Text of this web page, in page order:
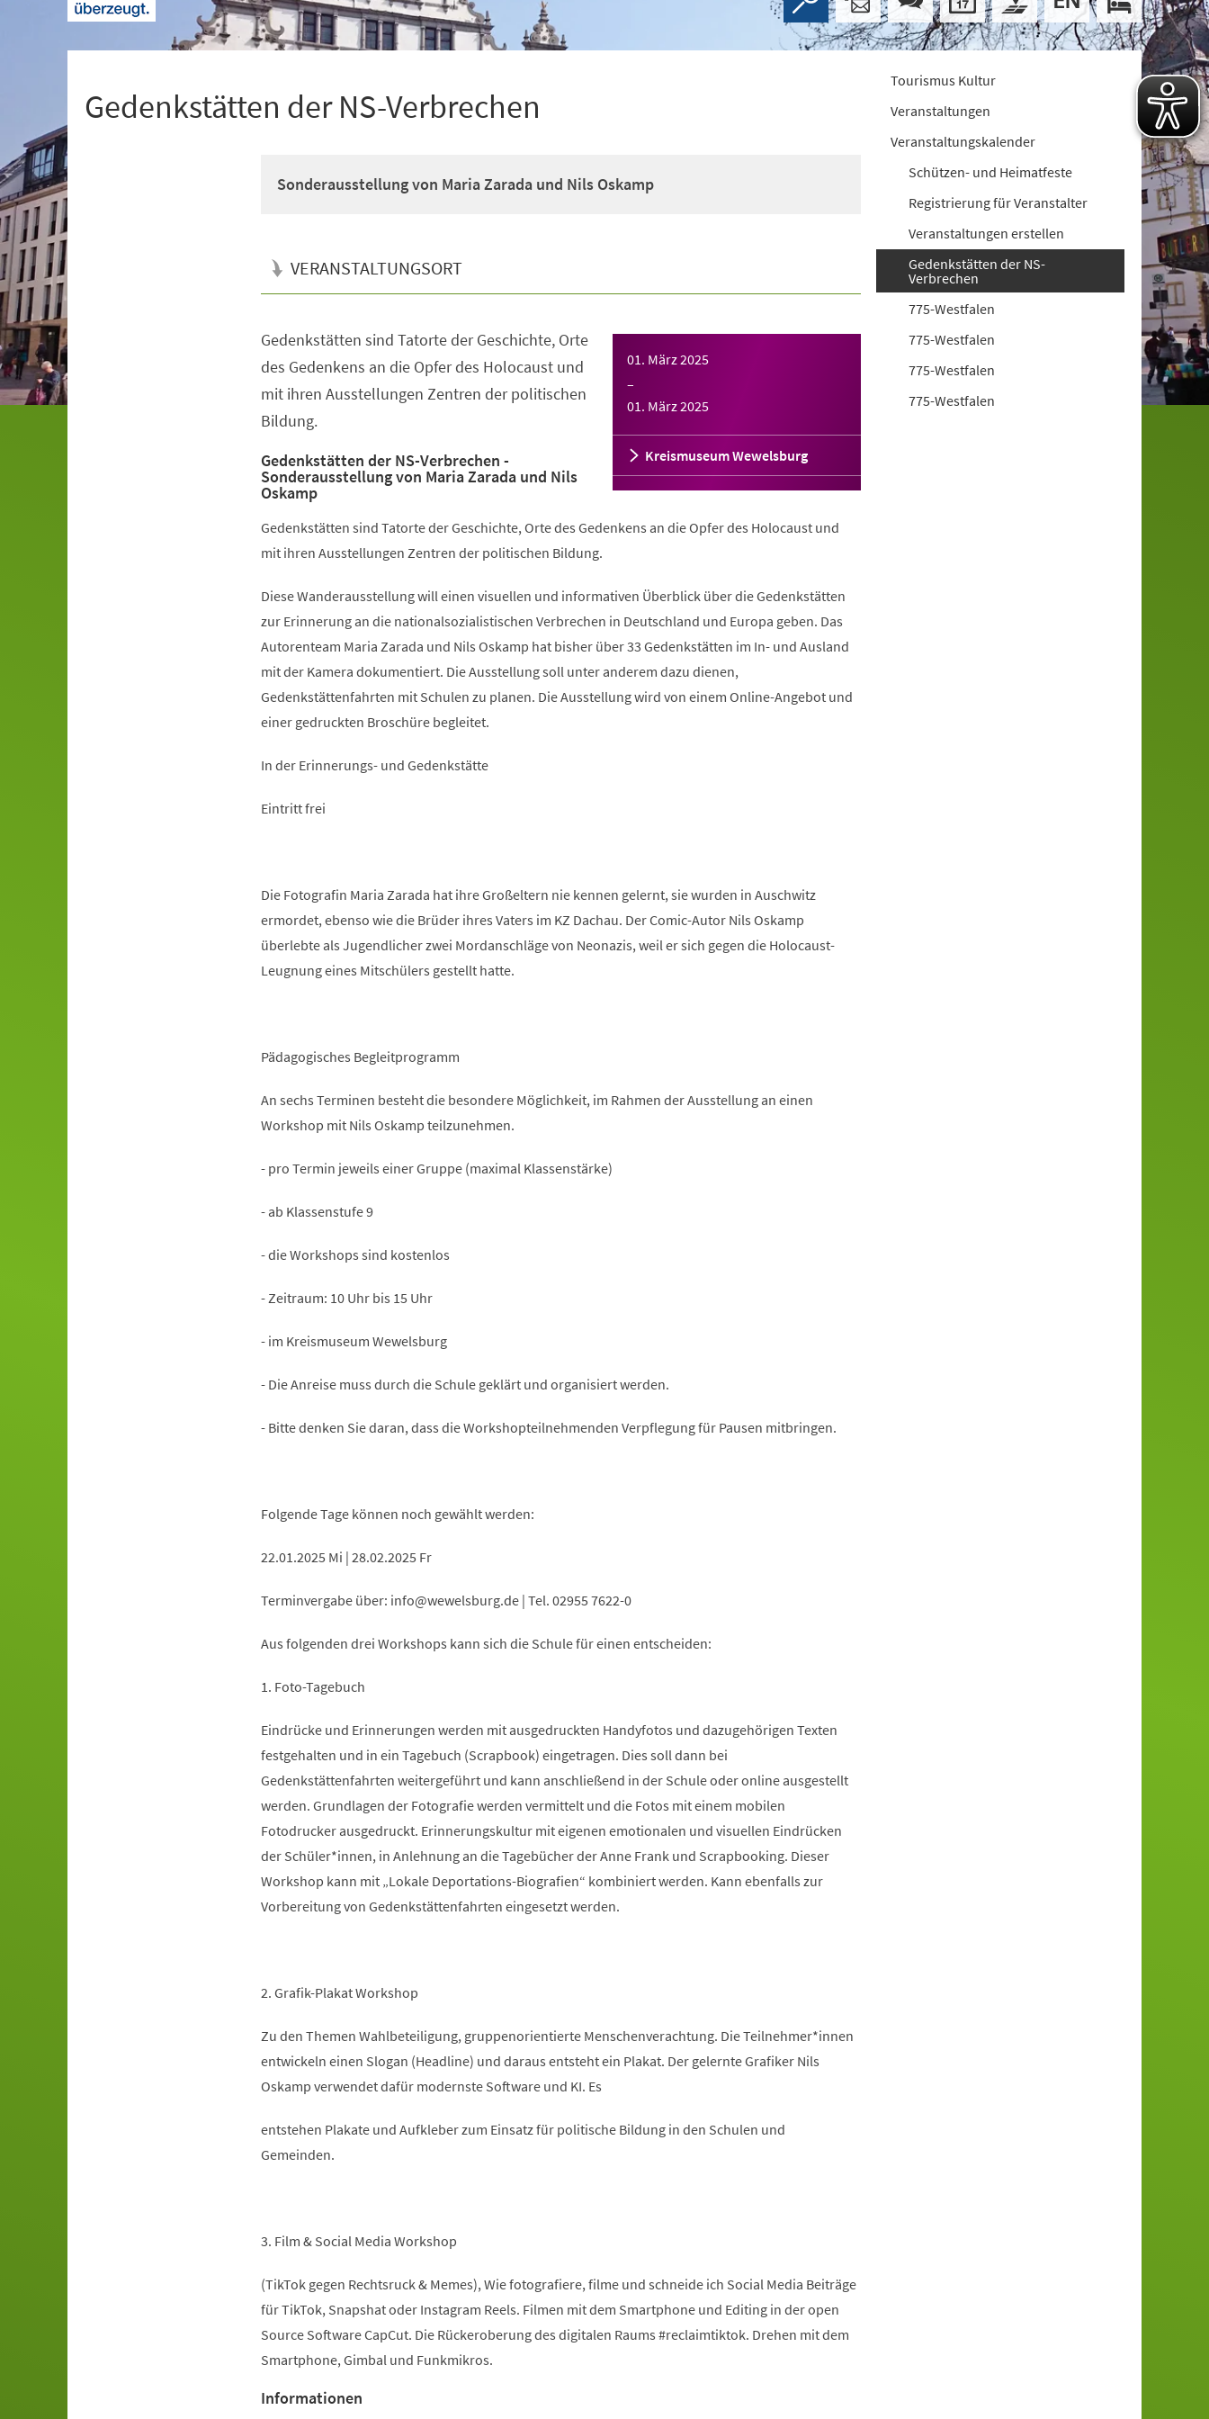
Gedenkstätten der NS-Verbrechen
Sonderausstellung von Maria Zarada und Nils Oskamp
VERANSTALTUNGSORT
01. März 2025
–
01. März 2025
Kreismuseum Wewelsburg
Gedenkstätten sind Tatorte der Geschichte, Orte
des Gedenkens an die Opfer des Holocaust und
mit ihren Ausstellungen Zentren der politischen
Bildung.
Gedenkstätten der NS-Verbrechen -
Sonderausstellung von Maria Zarada und Nils
Oskamp
Gedenkstätten sind Tatorte der Geschichte, Orte des Gedenkens an die Opfer des Holocaust und
mit ihren Ausstellungen Zentren der politischen Bildung.
Diese Wanderausstellung will einen visuellen und informativen Überblick über die Gedenkstätten
zur Erinnerung an die nationalsozialistischen Verbrechen in Deutschland und Europa geben. Das
Autorenteam Maria Zarada und Nils Oskamp hat bisher über 33 Gedenkstätten im In- und Ausland
mit der Kamera dokumentiert. Die Ausstellung soll unter anderem dazu dienen,
Gedenkstättenfahrten mit Schulen zu planen. Die Ausstellung wird von einem Online-Angebot und
einer gedruckten Broschüre begleitet.
In der Erinnerungs- und Gedenkstätte
Eintritt frei
Die Fotografin Maria Zarada hat ihre Großeltern nie kennen gelernt, sie wurden in Auschwitz
ermordet, ebenso wie die Brüder ihres Vaters im KZ Dachau. Der Comic-Autor Nils Oskamp
überlebte als Jugendlicher zwei Mordanschläge von Neonazis, weil er sich gegen die Holocaust-
Leugnung eines Mitschülers gestellt hatte.
Pädagogisches Begleitprogramm
An sechs Terminen besteht die besondere Möglichkeit, im Rahmen der Ausstellung an einen
Workshop mit Nils Oskamp teilzunehmen.
- pro Termin jeweils einer Gruppe (maximal Klassenstärke)
- ab Klassenstufe 9
- die Workshops sind kostenlos
- Zeitraum: 10 Uhr bis 15 Uhr
- im Kreismuseum Wewelsburg
- Die Anreise muss durch die Schule geklärt und organisiert werden.
- Bitte denken Sie daran, dass die Workshopteilnehmenden Verpflegung für Pausen mitbringen.
Folgende Tage können noch gewählt werden:
22.01.2025 Mi | 28.02.2025 Fr
Terminvergabe über: info wewelsburg de| Tel. 02955 7622-0
Aus folgenden drei Workshops kann sich die Schule für einen entscheiden:
1. Foto-Tagebuch
Eindrücke und Erinnerungen werden mit ausgedruckten Handyfotos und dazugehörigen Texten
festgehalten und in ein Tagebuch (Scrapbook) eingetragen. Dies soll dann bei
Gedenkstättenfahrten weitergeführt und kann anschließend in der Schule oder online ausgestellt
werden. Grundlagen der Fotografie werden vermittelt und die Fotos mit einem mobilen
Fotodrucker ausgedruckt. Erinnerungskultur mit eigenen emotionalen und visuellen Eindrücken
der Schüler*innen, in Anlehnung an die Tagebücher der Anne Frank und Scrapbooking. Dieser
Workshop kann mit „Lokale Deportations-Biografien“ kombiniert werden. Kann ebenfalls zur
Vorbereitung von Gedenkstättenfahrten eingesetzt werden.
2. Grafik-Plakat Workshop
Zu den Themen Wahlbeteiligung, gruppenorientierte Menschenverachtung. Die Teilnehmer*innen
entwickeln einen Slogan (Headline) und daraus entsteht ein Plakat. Der gelernte Grafiker Nils
Oskamp verwendet dafür modernste Software und KI. Es
entstehen Plakate und Aufkleber zum Einsatz für politische Bildung in den Schulen und
Gemeinden.
3. Film & Social Media Workshop
(TikTok gegen Rechtsruck & Memes), Wie fotografiere, filme und schneide ich Social Media Beiträge
für TikTok, Snapshat oder Instagram Reels. Filmen mit dem Smartphone und Editing in der open
Source Software CapCut. Die Rückeroberung des digitalen Raums #reclaimtiktok. Drehen mit dem
Smartphone, Gimbal und Funkmikros.
Informationen
Tourismus Kultur
Veranstaltungen
Veranstaltungskalender
Schützen- und Heimatfeste
Registrierung für Veranstalter
Veranstaltungen erstellen
Gedenkstätten der NS-
Verbrechen
775-Westfalen
775-Westfalen
775-Westfalen
775-Westfalen